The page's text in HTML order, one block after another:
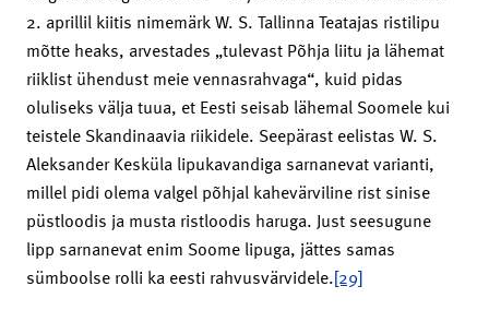
2. aprillil kiitis nimemärk W. S. Tallinna Teatajas ristilipu
mõtte heaks, arvestades „tulevast Põhja liitu ja lähemat
riiklist ühendust meie vennasrahvaga“, kuid pidas
oluliseks välja tuua, et Eesti seisab lähemal Soomele kui
teistele Skandinaavia riikidele. Seepärast eelistas W. S.
Aleksander Kesküla lipukavandiga sarnanevat varianti,
millel pidi olema valgel põhjal kahevärviline rist sinise
püstloodis ja musta ristloodis haruga. Just seesugune
lipp sarnanevat enim Soome lipuga, jättes samas
sümboolse rolli ka eesti rahvusvärvidele.[29]